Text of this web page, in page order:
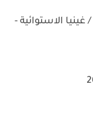
guinée équatoriale vs cote d'ivoire / غينيا الاستوائية -